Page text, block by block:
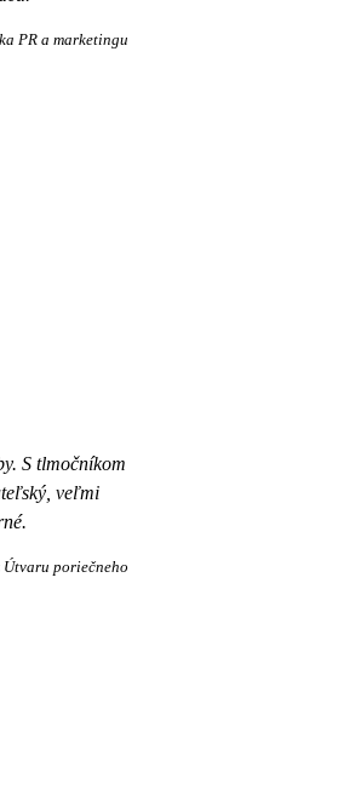
PR a marketingu
S tlmočníkom
veľmi
Útvaru poriečneho